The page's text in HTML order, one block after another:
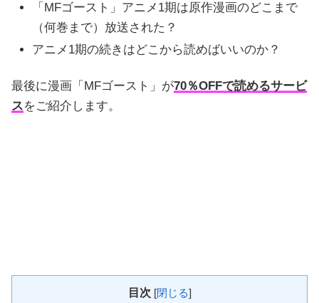
「MFゴースト」アニメ1期は原作漫画のどこまで
（何巻まで）放送された？
アニメ1期の続きはどこから読めばいいのか？
最後に漫画「MFゴースト」が70％OFFで読めるサービ
スをご紹介します。
目次 [閉じる]